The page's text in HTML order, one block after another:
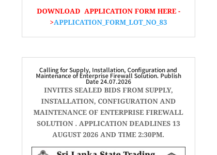
DOWNLOAD APPLICATION FORM HERE -
>APPLICATION_FORM_LOT_NO_83
Calling for Supply, Installation, Configuration and
Maintenance of Enterprise Firewall Solution. Publish
Date 24.07.2026
INVITES SEALED BIDS FROM SUPPLY,
INSTALLATION, CONFIGURATION AND
MAINTENANCE OF ENTERPRISE FIREWALL
SOLUTION . APPLICATION DEADLINES 13
AUGUST 2026 AND TIME 2:30PM.